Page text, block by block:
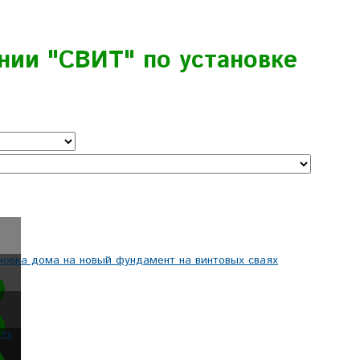
"СВИТ" по установке